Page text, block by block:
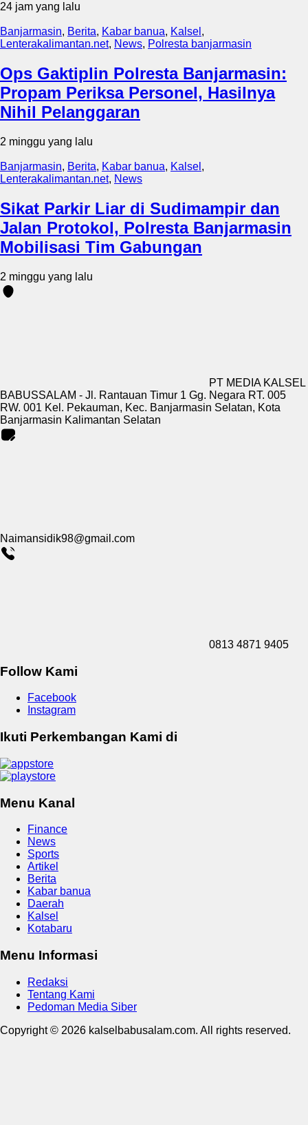
24 jam yang lalu
Banjarmasin, Berita, Kabar banua, Kalsel ,
Lenterakalimantan.net, News, Polresta banjarmasin
Ops Gaktiplin Polresta Banjarmasin:
Propam Periksa Personel, Hasilnya
Nihil Pelanggaran
2 minggu yang lalu
Banjarmasin, Berita, Kabar banua, Kalsel ,
Lenterakalimantan.net, News
Sikat Parkir Liar di Sudimampir dan
Jalan Protokol, Polresta Banjarmasin
Mobilisasi Tim Gabungan
2 minggu yang lalu
PT MEDIA KALSEL
BABUSSALAM - Jl. Rantauan Timur 1 Gg. Negara RT. 005
RW. 001 Kel. Pekauman, Kec. Banjarmasin Selatan, Kota
Banjarmasin Kalimantan Selatan
Naimansidik98@gmail.com
0813 4871 9405
Follow Kami
Facebook
Instagram
Ikuti Perkembangan Kami di
Menu Kanal
Finance
News
Sports
Artikel
Berita
Kabar banua
Daerah
Kalsel
Kotabaru
Menu Informasi
Redaksi
Tentang Kami
Pedoman Media Siber
Copyright © 2026 kalselbabusalam.com. All rights reserved.